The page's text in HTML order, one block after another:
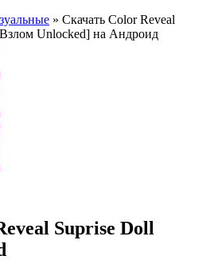
» Скачать Color Reveal
Unlocked] на Андроид
Suprise Doll